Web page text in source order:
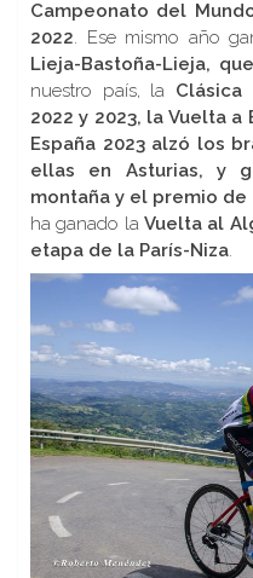
Campeonato del
2022. Ese mismo año
Lieja-Bastoña-Lieja,
nuestro país, la Clásica
2022 y 2023, la Vuelta
España 2023 alzó los
ellas en Asturias, y
montaña y el premio
ha ganado la Vuelta al
etapa de la París-Niza.